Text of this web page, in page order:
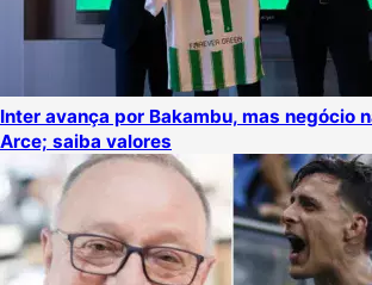
Inter avança por Bakambu, mas negócio
Arce; saiba valores